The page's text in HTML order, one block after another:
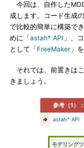
今回は、自作した
成します。コード生成
で比較的簡単に構築で
めに「astah* API 」、
として「FreeMaker 」
それでは、前置きは
きましょう。
参考（1）
⇒ astah* API
モデリング